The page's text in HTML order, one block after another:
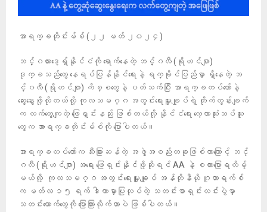
အာရက္ခတိုင်းမ်စ် (၂၂ မတ် ၂၀၂၄)
ဘင်္ဂလားဒေ့ရှ်နိုင်ငံကို ရောက်နေတဲ့ ဘင်္ဂလီ (ရိုဟင်ဂျာ)
ဒုက္ခသည်တွေ နေရပ်ပြန်နိုင်ရေးနဲ့ ရက္ခိုင်ပြည်မှာ ရှိနေတဲ့ ဘ
င်္ဂလီ (ရိုဟင်ဂျာ) ကိစ္စတွေနဲ့ ပတ်သက်ပြီး အာရက္ခတပ်တော်နဲ့
ဆွေးနွေးဖို့လိုတယ်လို့ ကုလသမဂ္ဂ အတွင်းရေးမှူးချုပ်ရဲ့ တိုက်တွန်းချက်
က လက်တွေ့ကျတဲ့ ဖြေရှင်းနည်း ဖြစ်တယ်လို့ နိုင်ငံရေး လေ့လာသုံးသပ်သူ
တွေက အာရက္ခတိုင်းမ်စ်ကို ပြောပါတယ်။
အာရက္ခတပ်တော်က သီးခြားဆန်တဲ့ အဖွဲ့အစည်းတခုဖြစ်တာကြောင့် ဘင်္
ဂလီ (ရိုဟင်ဂျာ) အရေး ဖြေရှင်းနိုင်ဖို့ဆိုရင် AA နဲ့ စကားပြောရလိမ့်
မယ်လို့ ကုလသမဂ္ဂ အတွင်းရေးမှူးချုပ် အန်တိုနီယို ဂူတာရက်စ်
က မတ်လ ၁၅ ရက် ဒါကာမှာပြုလုပ်တဲ့ သတင်းစာရှင်းလင်းပွဲမှာ
သတင်းထောက်တွေကို ပြောကြားလိုက်တာပဲ ​ဖြစ်ပါတယ်။